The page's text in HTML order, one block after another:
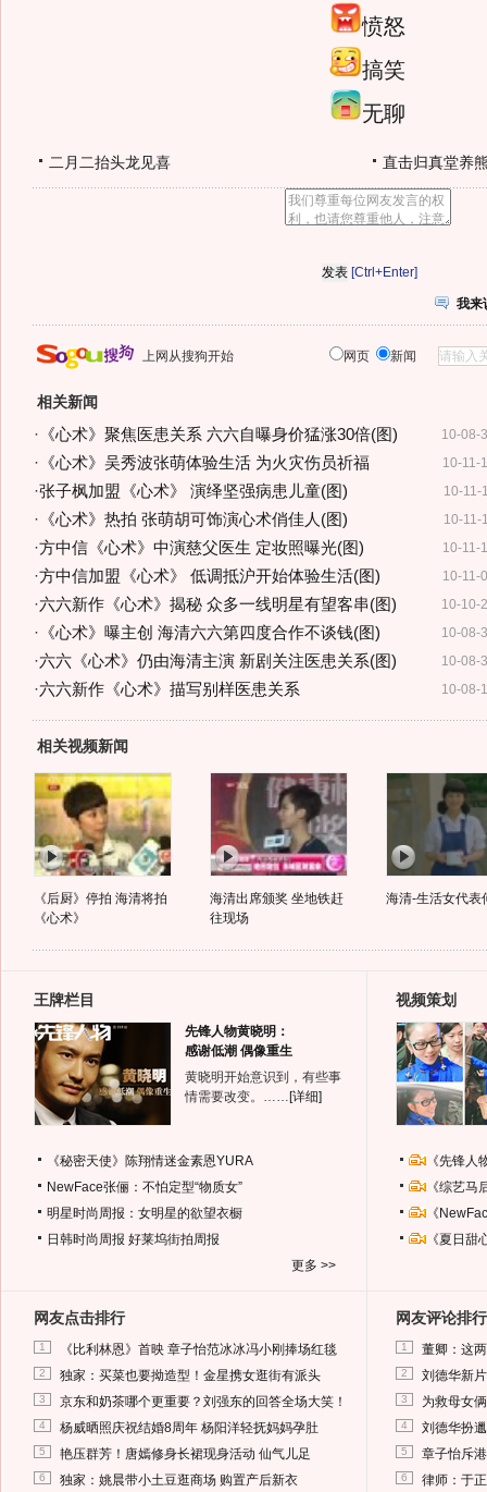
愤怒
搞笑
无聊
二月二抬头龙见喜 直击归真堂养
[Ctrl+Enter]
我来
上网从搜狗开始 网页 新闻
相关新闻
10-08-
· 《心术》聚焦医患关系 六六自曝身价猛涨30倍(图)
10-11-
· 《心术》吴秀波张萌体验生活 为火灾伤员祈福
10-11-
·张子枫加盟《心术》 演绎坚强病患儿童(图)
10-11-
· 《心术》热拍 张萌胡可饰演心术俏佳人(图)
10-11-
·方中信《心术》中演慈父医生 定妆照曝光(图)
10-11-
·方中信加盟《心术》 低调抵沪开始体验生活(图)
10-10-
·六六新作《心术》揭秘 众多一线明星有望客串(图)
10-08-
· 《心术》曝主创 海清六六第四度合作不谈钱(图)
10-08-
·六六《心术》仍由海清主演 新剧关注医患关系(图)
10-08-
·六六新作《心术》描写别样医患关系
相关视频新闻
《后厨》停拍 海清将拍
《心术》
海清出席颁奖 坐地铁赶
往现场
海清-生活女代表
王牌栏目
先锋人物黄晓明：
感谢低潮 偶像重生
黄晓明开始意识到，有些事
情需要改变。…… [详细]
《秘密天使》陈翔情迷金素恩YURA
NewFace张俪：不怕定型“物质女”
明星时尚周报：女明星的欲望衣橱
日韩时尚周报 好莱坞街拍周报
更多 >>
视频策划
《先锋
《综艺
《
《夏日
网友点击排行
1 《比利林恩》首映 章子怡范冰冰冯小刚捧场红毯
2 独家：买菜也要拗造型！金星携女逛街有派头
3 京东和奶茶哪个更重要？刘强东的回答全场大笑！
4 杨威晒照庆祝结婚8周年 杨阳洋轻抚妈妈孕肚
5 艳压群芳！唐嫣修身长裙现身活动 仙气儿足
6 独家：姚晨带小土豆逛商场 购置产后新衣
网友评论排行
1 董卿：这
2 刘德华新
3 为救母女
4 刘德华扮
5 章子怡斥
6 律师：于